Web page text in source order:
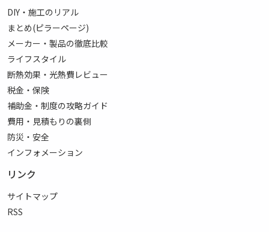
DIY・施工のリアル
まとめ(ピラーページ)
メーカー・製品の徹底比較
ライフスタイル
断熱効果・光熱費レビュー
税金・保険
補助金・制度の攻略ガイド
費用・見積もりの裏側
防災・安全
インフォメーション
リンク
サイトマップ
RSS